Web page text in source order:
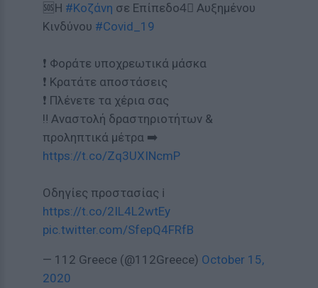
🆘Η #Κοζάνη σε Επίπεδο4⃣ Αυξημένου
Κινδύνου #Covid_19
❗ Φοράτε υποχρεωτικά μάσκα
❗ Κρατάτε αποστάσεις
❗ Πλένετε τα χέρια σας
‼️ Αναστολή δραστηριοτήτων &
προληπτικά μέτρα ➡️
https://t.co/Zq3UXINcmP
Οδηγίες προστασίας ℹ️
https://t.co/2IL4L2wtEy
pic.twitter.com/SfepQ4FRfB
— 112 Greece (@112Greece) October 15,
2020